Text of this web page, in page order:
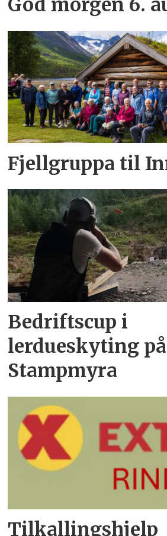
Fjellgruppa til
Bedriftscup i
lerdueskyting på
Stampmyra
Tilkallingshjelp